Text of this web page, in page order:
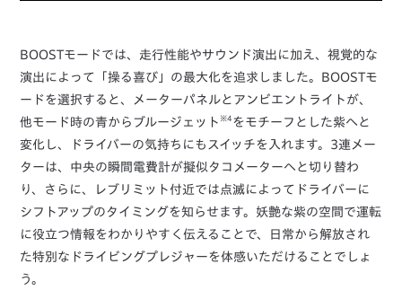
BOOSTモードでは、走行性能やサウンド演出に加え、視覚的な
演出によって「操る喜び」の最大化を追求しました。BOOSTモ
ードを選択すると、メーターパネルとアンビエントライトが、
他モード時の青からブルージェット ※4 をモチーフとした紫へと
変化し、ドライバーの気持ちにもスイッチを入れます。3連メー
ターは、中央の瞬間電費計が擬似タコメーターへと切り替わ
り、さらに、レブリミット付近では点滅によってドライバーに
シフトアップのタイミングを知らせます。妖艶な紫の空間で運転
に役立つ情報をわかりやすく伝えることで、日常から解放され
た特別なドライビングプレジャーを体感いただけることでしょ
う。